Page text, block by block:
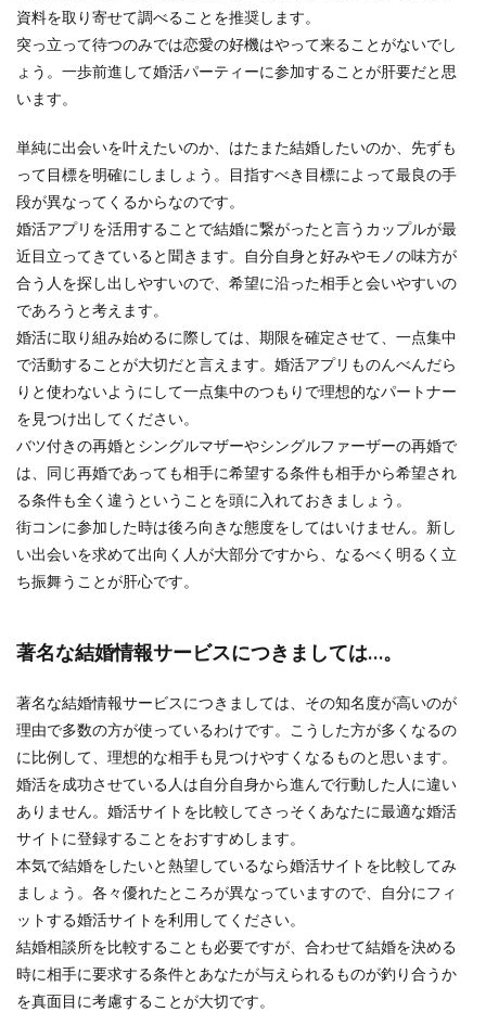
資料を取り寄せて調べることを推奨します。
突っ立って待つのみでは恋愛の好機はやって来ることがないでし
ょう。一歩前進して婚活パーティーに参加することが肝要だと思
います。
単純に出会いを叶えたいのか、はたまた結婚したいのか、先ずも
って目標を明確にしましょう。目指すべき目標によって最良の手
段が異なってくるからなのです。
婚活アプリを活用することで結婚に繋がったと言うカップルが最
近目立ってきていると聞きます。自分自身と好みやモノの味方が
合う人を探し出しやすいので、希望に沿った相手と会いやすいの
であろうと考えます。
婚活に取り組み始めるに際しては、期限を確定させて、一点集中
で活動することが大切だと言えます。婚活アプリものんべんだら
りと使わないようにして一点集中のつもりで理想的なパートナー
を見つけ出してください。
バツ付きの再婚とシングルマザーやシングルファーザーの再婚で
は、同じ再婚であっても相手に希望する条件も相手から希望され
る条件も全く違うということを頭に入れておきましょう。
街コンに参加した時は後ろ向きな態度をしてはいけません。新し
い出会いを求めて出向く人が大部分ですから、なるべく明るく立
ち振舞うことが肝心です。
著名な結婚情報サービスにつきましては…。
著名な結婚情報サービスにつきましては、その知名度が高いのが
理由で多数の方が使っているわけです。こうした方が多くなるの
に比例して、理想的な相手も見つけやすくなるものと思います。
婚活を成功させている人は自分自身から進んで行動した人に違い
ありません。婚活サイトを比較してさっそくあなたに最適な婚活
サイトに登録することをおすすめします。
本気で結婚をしたいと熱望しているなら婚活サイトを比較してみ
ましょう。各々優れたところが異なっていますので、自分にフィ
ットする婚活サイトを利用してください。
結婚相談所を比較することも必要ですが、合わせて結婚を決める
時に相手に要求する条件とあなたが与えられるものが釣り合うか
を真面目に考慮することが大切です。